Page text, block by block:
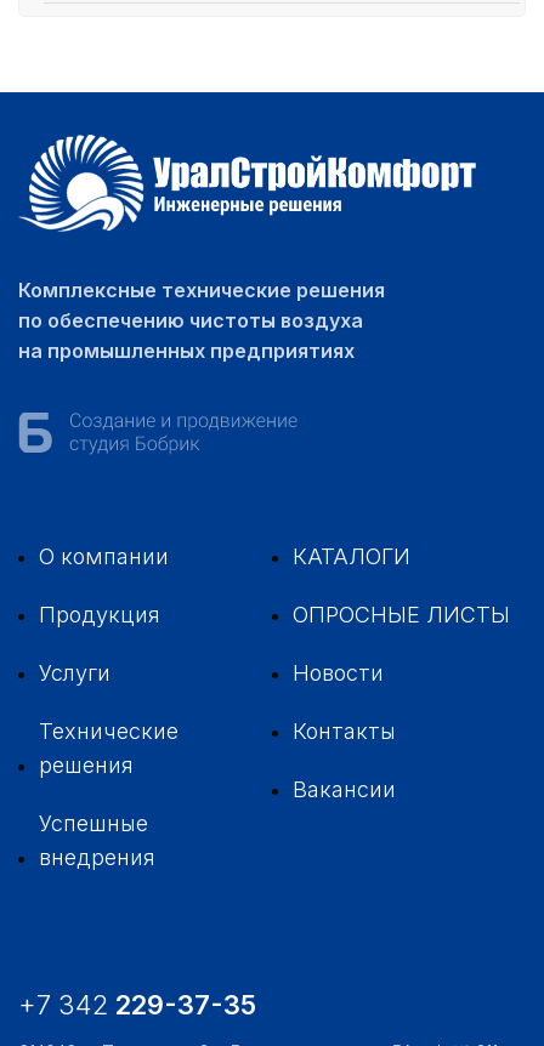
Комплексные технические решения
по обеспечению чистоты воздуха
на промышленных предприятиях
О компании
Продукция
Услуги
Технические
решения
Успешные
внедрения
КАТАЛОГИ
ОПРОСНЫЕ ЛИСТЫ
Новости
Контакты
Вакансии
+7 342 229-37-35